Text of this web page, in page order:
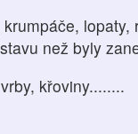
než byly
křoviny........